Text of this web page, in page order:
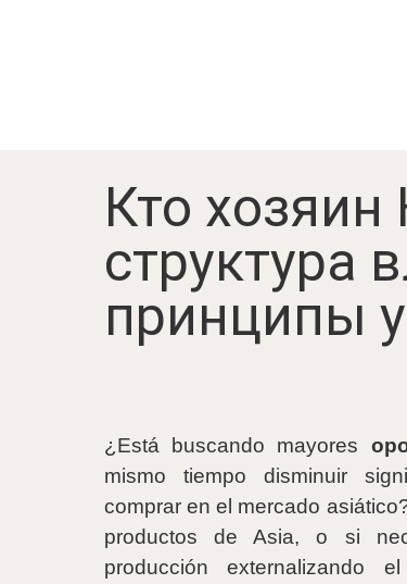
Кто хозяин
структура
принципы
¿Está buscando mayores
mismo tiempo disminuir
comprar en el mercado
productos de Asia, o si
producción